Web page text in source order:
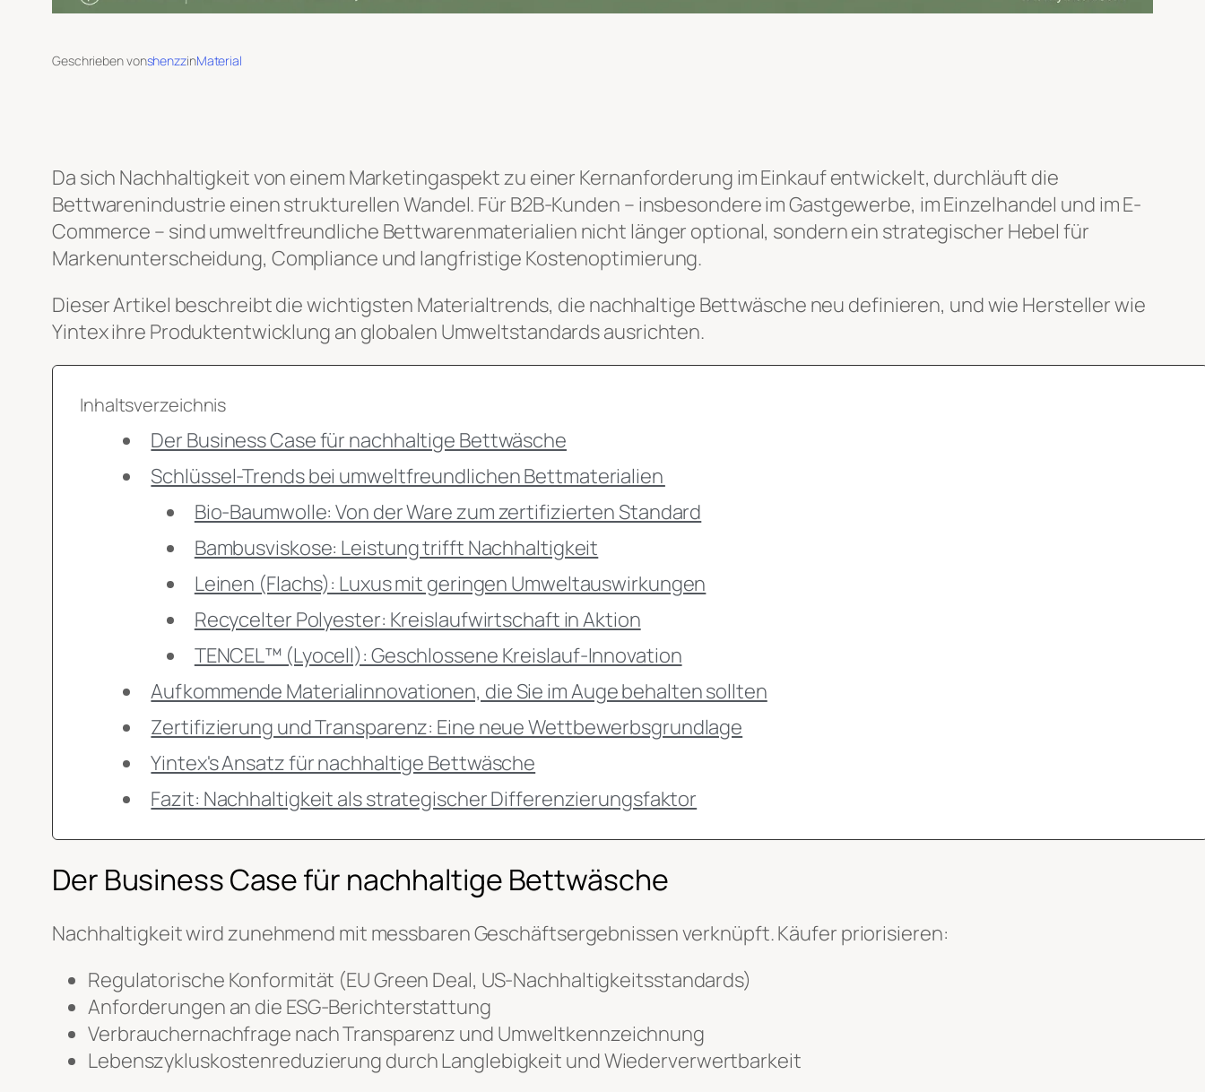
Geschrieben vonshenzzinMaterial
Da sich Nachhaltigkeit von einem Marketingaspekt zu einer Kernanforderung im Einkauf entwickelt, durchläuft die
Bettwarenindustrie einen strukturellen Wandel. Für B2B-Kunden – insbesondere im Gastgewerbe, im Einzelhandel und im E-
Commerce – sind umweltfreundliche Bettwarenmaterialien nicht länger optional, sondern ein strategischer Hebel für
Markenunterscheidung, Compliance und langfristige Kostenoptimierung.
Dieser Artikel beschreibt die wichtigsten Materialtrends, die nachhaltige Bettwäsche neu definieren, und wie Hersteller wie
Yintex ihre Produktentwicklung an globalen Umweltstandards ausrichten.
Inhaltsverzeichnis
Der Business Case für nachhaltige Bettwäsche
Schlüssel-Trends bei umweltfreundlichen Bettmaterialien
Bio-Baumwolle: Von der Ware zum zertifizierten Standard
Bambusviskose: Leistung trifft Nachhaltigkeit
Leinen (Flachs): Luxus mit geringen Umweltauswirkungen
Recycelter Polyester: Kreislaufwirtschaft in Aktion
TENCEL™ (Lyocell): Geschlossene Kreislauf-Innovation
Aufkommende Materialinnovationen, die Sie im Auge behalten sollten
Zertifizierung und Transparenz: Eine neue Wettbewerbsgrundlage
Yintex's Ansatz für nachhaltige Bettwäsche
Fazit: Nachhaltigkeit als strategischer Differenzierungsfaktor
Der Business Case für nachhaltige Bettwäsche
Nachhaltigkeit wird zunehmend mit messbaren Geschäftsergebnissen verknüpft. Käufer priorisieren:
Regulatorische Konformität (EU Green Deal, US-Nachhaltigkeitsstandards)
Anforderungen an die ESG-Berichterstattung
Verbrauchernachfrage nach Transparenz und Umweltkennzeichnung
Lebenszykluskostenreduzierung durch Langlebigkeit und Wiederverwertbarkeit